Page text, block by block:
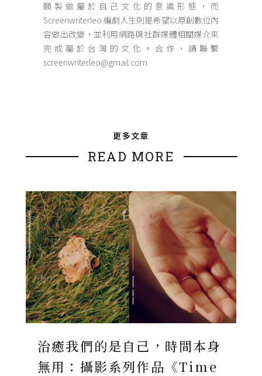
願製做屬於自己文化的意識形態，而
Screenwriterleo 編劇人生則是希望以原創數位內
容做出改變，並利用網路與社群媒體相關媒介來
完成屬於台灣的文化。合作，請聯繫
screenwriterleo@gmail.com
更多文章
READ MORE
治癒我們的是自己，時間本身
無用：攝影系列作品《Time